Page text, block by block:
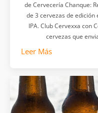
de Cervecería Chanque:
de 3 cervezas de edición
IPA. Club Cervexxa con
cervezas que
Leer Más